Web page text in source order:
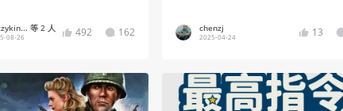
等 2 人
08-26 492 162 chenzj
2025-04-24 13